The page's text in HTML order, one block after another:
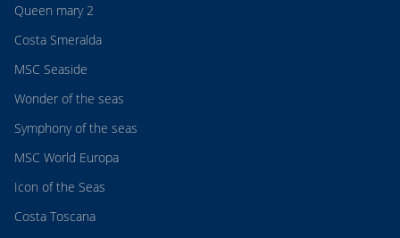
Queen mary 2
Costa Smeralda
MSC Seaside
Wonder of the seas
Symphony of the seas
MSC World Europa
Icon of the Seas
Costa Toscana